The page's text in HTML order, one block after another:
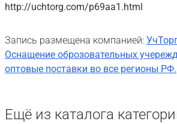
http://uchtorg.com/p69aa1.html
Запись размещена компанией:
Оснащение оброзовательных
оптовые поставки во все регионы РФ.
Ещё из каталога